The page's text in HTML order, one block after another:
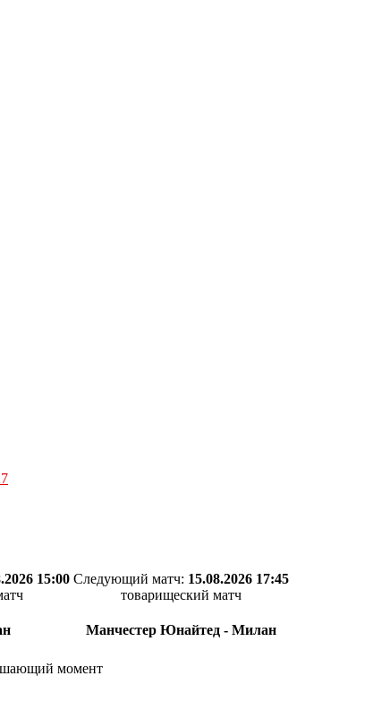
15:00 Следующий матч: 15.08.2026 17:45
товарищеский матч
Манчестер Юнайтед - Милан
момент